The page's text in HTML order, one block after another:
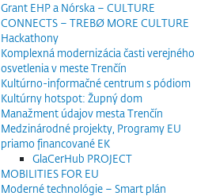
Grant EHP a Nórska – CULTURE
CONNECTS – TREBØ MORE CULTURE
Hackathony
Komplexná modernizácia časti verejného
osvetlenia v meste Trenčín
Kultúrno-informačné centrum s pódiom
Kultúrny hotspot: Župný dom
Manažment údajov mesta Trenčín
Medzinárodné projekty, Programy EU
priamo financované EK
GlaCerHub PROJECT
MOBILITIES FOR EU
Moderné technológie – Smart plán